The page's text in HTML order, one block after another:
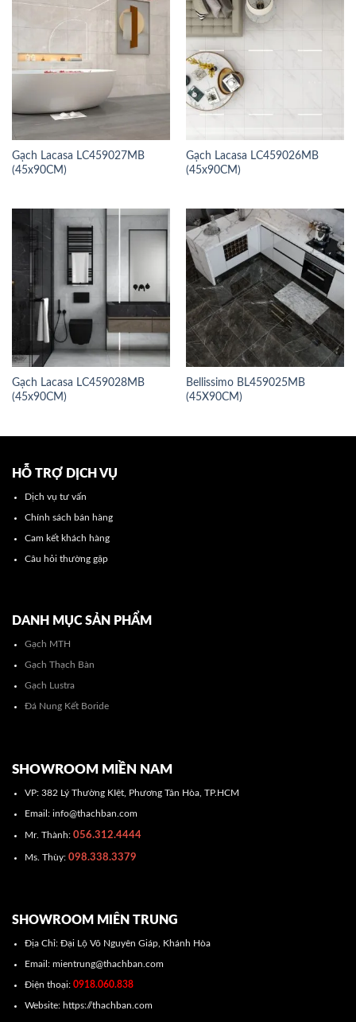
Gạch Lacasa LC459027MB
(45x90CM)
Gạch Lacasa LC459026MB
(45x90CM)
Gạch Lacasa LC459028MB
(45x90CM)
Bellissimo BL459025MB
(45X90CM)
HỖ TRỢ DỊCH VỤ
Dịch vụ tư vấn
Chính sách bán hàng
Cam kết khách hàng
Câu hỏi thường gặp
DANH MỤC SẢN PHẨM
Gạch MTH
Gạch Thạch Bàn
Gạch Lustra
Đá Nung Kết Boride
SHOWROOM MIỀN NAM
VP: 382 Lý Thường KIệt, Phương Tân Hòa, TP.HCM
Email: info@thachban.com
Mr. Thành:056.312.4444
Ms. Thùy: 098.338.3379
SHOWROOM MIÊN TRUNG
Địa Chỉ: Đại Lộ Võ Nguyên Giáp, Khánh Hòa
Email: mientrung@thachban.com
Điện thoại: 0918.060.838
Website: https://thachban.com